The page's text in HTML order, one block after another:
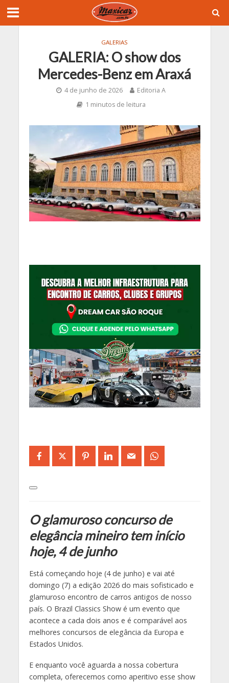
GALERIAS
GALERIA: O show dos
Mercedes-Benz em Araxá
4 de junho de 2026
Editoria A
1 minutos de leitura
O glamuroso concurso de
elegância mineiro tem início
hoje, 4 de junho
Está começando hoje (4 de junho) e vai até
domingo (7) a edição 2026 do mais sofisticado e
glamuroso encontro de carros antigos de nosso
país. O Brazil Classics Show é um evento que
acontece a cada dois anos e é comparável aos
melhores concursos de elegância da Europa e
Estados Unidos.
E enquanto você aguarda a nossa cobertura
completa, oferecemos como aperitivo esse show